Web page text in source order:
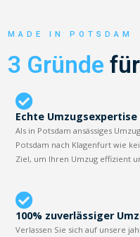
MADE IN POTSDAM
3 Gründe
Echte
Als in Potsdam ansässiges
Potsdam nach Klagenfurt wie
Ziel, um Ihren Umzug effizient
100% zuverlässiger
Verlassen Sie sich auf unsere